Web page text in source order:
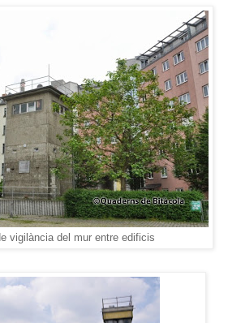
vigilància del mur entre edificis